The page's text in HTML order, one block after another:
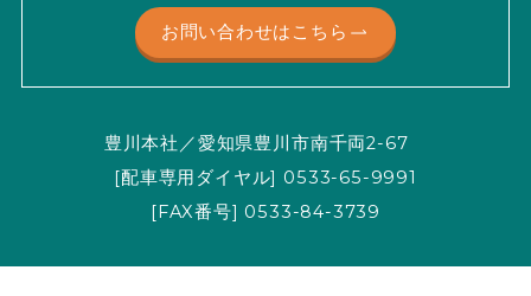
お問い合わせはこちら
豊川本社／愛知県豊川市南千両2-67
[配車専用ダイヤル] 0533-65-9991
[FAX番号] 0533-84-3739